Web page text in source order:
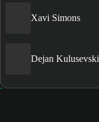
Xavi Simons
Dejan Kulusevski